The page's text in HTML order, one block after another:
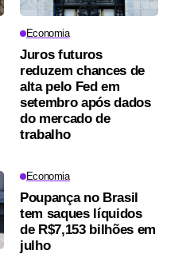
Economia
Juros futuros
reduzem chances de
alta pelo Fed em
setembro após dados
do mercado de
trabalho
Economia
Poupança no Brasil
tem saques líquidos
de R$7,153 bilhões em
julho